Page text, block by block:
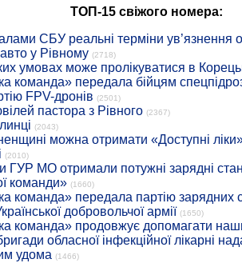
ТОП-15 свіжого номера:
СБУ реальні терміни ув’язнення
у Рівному (2718)
умовах може пролікуватися в
команда» передала бійцям
FPV-дронів (2501)
пастора з Рівного (2367)
(2043)
можна отримати «Доступні
(2010)
ГУР МО отримали потужні зарядні
команди» (1660)
команда» передала партію зарядних
добровольчої армії (1650)
команда» продовжує допомагати
обласної інфекційної лікарні
удома (1466)